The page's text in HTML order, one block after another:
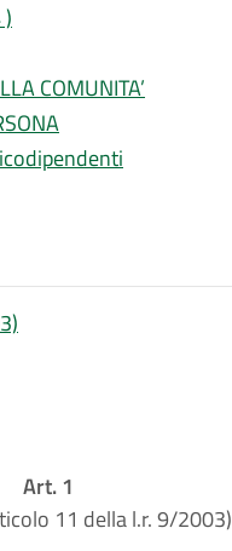
COMUNITA’
Art. 1
11 della l.r. 9/2003)